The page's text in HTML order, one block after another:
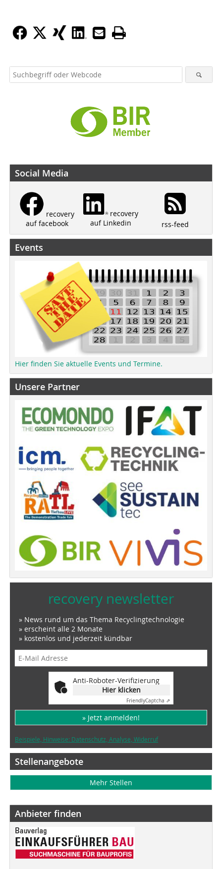
Social Media
recovery
auf facebook
recovery
auf Linkedin
rss-feed
Events
Hier finden Sie aktuelle Events und Termine.
Unsere Partner
recovery newsletter
» News rund um das Thema Recyclingtechnologie
» erscheint alle 2 Monate
» kostenlos und jederzeit kündbar
Anti-Roboter-Verifizierung
Hier klicken
FriendlyCaptcha ⇗
» Jetzt anmelden!
Beispiele, Hinweise: Datenschutz, Analyse, Widerruf
Stellenangebote
Mehr Stellen
Anbieter finden